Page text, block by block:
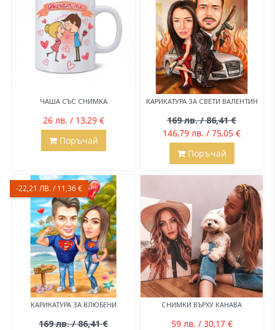
ЧАША СЪС СНИМКА
26 лв. / 13,29 €
Поръчай
КАРИКАТУРА ЗА СВЕТИ ВАЛЕНТИН
169 лв. / 86,41 €
146,79 лв. / 75,05 €
Поръчай
КАРИКАТУРА ЗА ВЛЮБЕНИ
169 лв. / 86,41 €
-22,21 ЛВ. / 11,36 €
СНИМКИ ВЪРХУ КАНАВА
59 лв. / 30,17 €